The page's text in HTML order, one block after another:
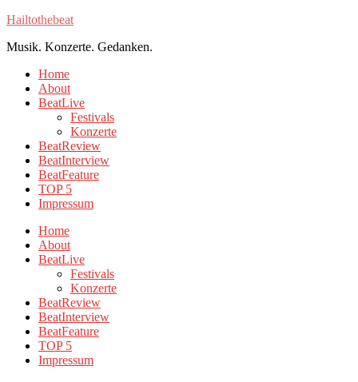
Hailtothebeat
Musik. Konzerte. Gedanken.
Home
About
BeatLive
Festivals
Konzerte
BeatReview
BeatInterview
BeatFeature
TOP 5
Impressum
Home
About
BeatLive
Festivals
Konzerte
BeatReview
BeatInterview
BeatFeature
TOP 5
Impressum